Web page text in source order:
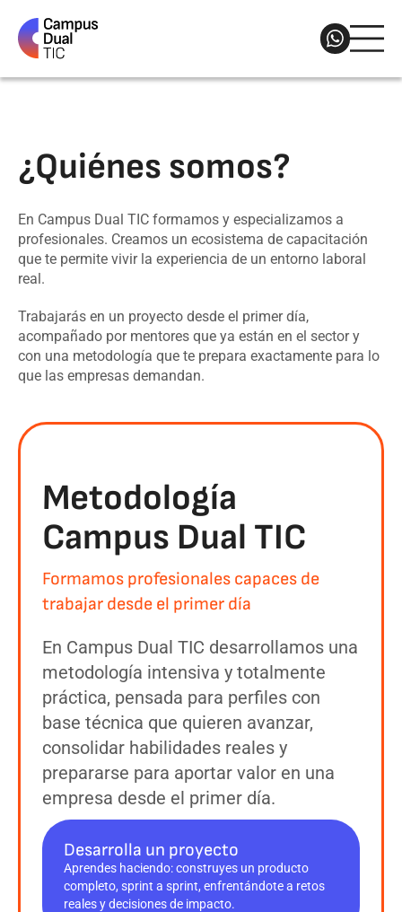
¿Quiénes somos?
En Campus Dual TIC formamos y especializamos a
profesionales. Creamos un ecosistema de capacitación
que te permite vivir la experiencia de un entorno laboral
real.
Trabajarás en un proyecto desde el primer día,
acompañado por mentores que ya están en el sector y
con una metodología que te prepara exactamente para lo
que las empresas demandan.
Metodología
Campus Dual TIC
Formamos profesionales capaces de
trabajar desde el primer día
En Campus Dual TIC desarrollamos una
metodología intensiva y totalmente
práctica, pensada para perfiles con
base técnica que quieren avanzar,
consolidar habilidades reales y
prepararse para aportar valor en una
empresa desde el primer día.
Desarrolla un proyecto
Aprendes haciendo: construyes un producto
completo, sprint a sprint, enfrentándote a retos
reales y decisiones de impacto.